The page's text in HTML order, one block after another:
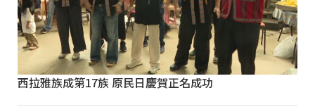
西拉雅族成第17族 原民日慶賀正名成功